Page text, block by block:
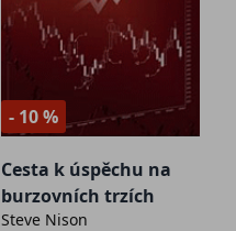
- 10 %
Cesta k úspěchu na
burzovních trzích
Steve Nison